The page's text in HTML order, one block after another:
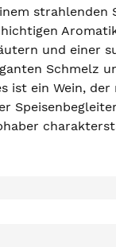
und einer
Schmelz
ist ein Wein,